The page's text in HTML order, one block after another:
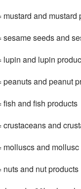
and mustard
seeds and
and lupin
and peanut
and fish products
and
and mollusc
and nut products